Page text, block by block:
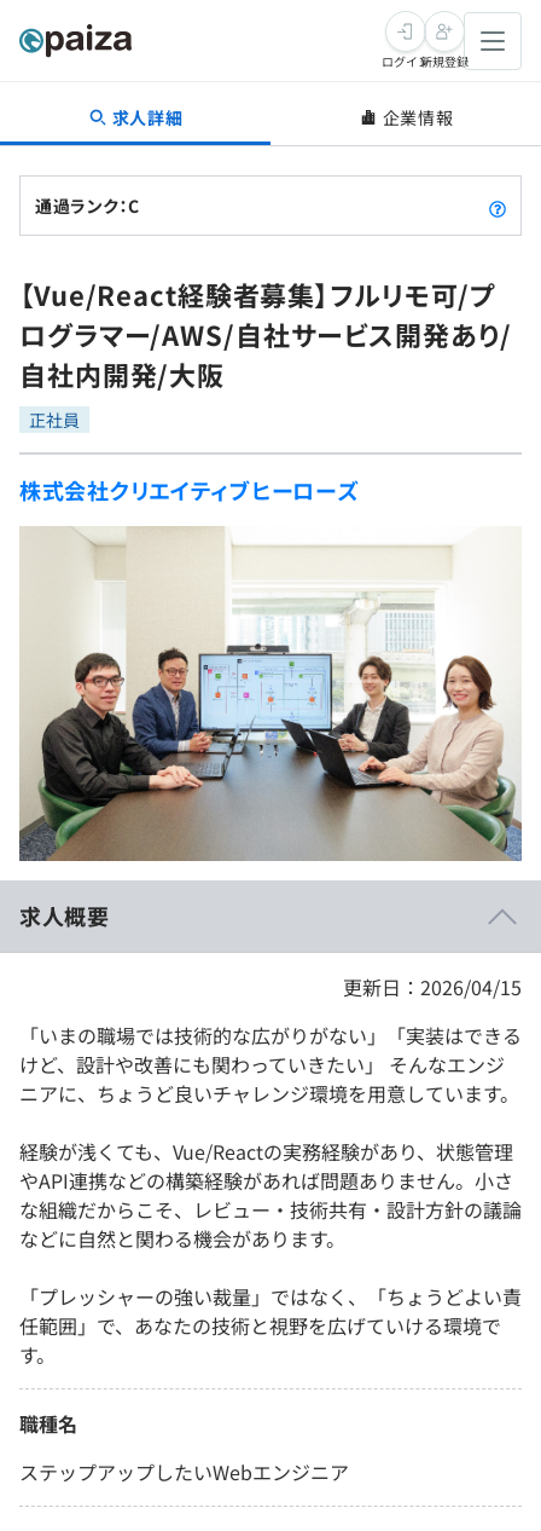
転職・キャリア
転職成功ガイド
転職エージェント
インタビュー
転職成功ガイド
新卒就活
求人検索
本選考
インターン
新卒エージェント
就活成功ガイド
学習
問題集
4択課題
ナレッジ
個人向けプラン
法人向けプラン
学校向けプラン
契約内容・クーポン
プログラミング言語
評価結果一覧
ゲーム・マンガ
Tech Team Journal
paizaとは？
ログイン新規登録
求人詳細 企業情報
通過ランク：C
【Vue/React経験者募集】フルリモ可/プ
ログラマー/AWS/自社サービス開発あり/
自社内開発/大阪
正社員
株式会社クリエイティブヒーローズ
求人概要
更新日：2026/04/15
「いまの職場では技術的な広がりがない」「実装はできる
けど、設計や改善にも関わっていきたい」 そんなエンジ
ニアに、ちょうど良いチャレンジ環境を用意しています。
経験が浅くても、Vue/Reactの実務経験があり、状態管理
やAPI連携などの構築経験があれば問題ありません。小さ
な組織だからこそ、レビュー・技術共有・設計方針の議論
などに自然と関わる機会があります。
「プレッシャーの強い裁量」ではなく、「ちょうどよい責
任範囲」で、あなたの技術と視野を広げていける環境で
す。
職種名
ステップアップしたいWebエンジニア